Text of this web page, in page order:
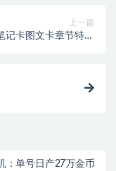
上一篇
记卡图文卡章节特效
：单号日产27万金币